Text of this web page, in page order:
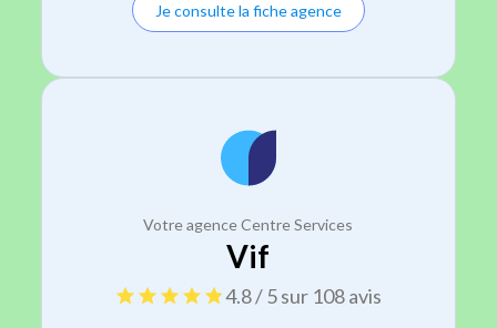
Je consulte la fiche agence
Votre agence Centre Services
Vif
4.8 / 5 sur 108 avis